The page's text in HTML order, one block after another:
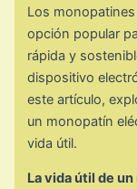
Los
opción popular
rápida y
dispositivo
este artículo,
un monopatín
vida útil.
La vida útil de